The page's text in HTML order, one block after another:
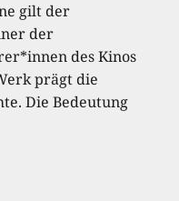
gilt der
der
des Kinos
prägt die
Die Bedeutung